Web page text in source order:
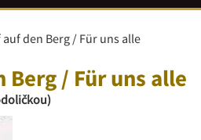
den Berg / Für uns alle
Berg / Für uns alle